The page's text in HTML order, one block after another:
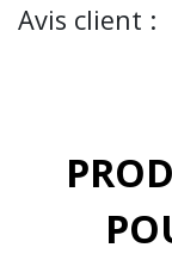
Avis client :